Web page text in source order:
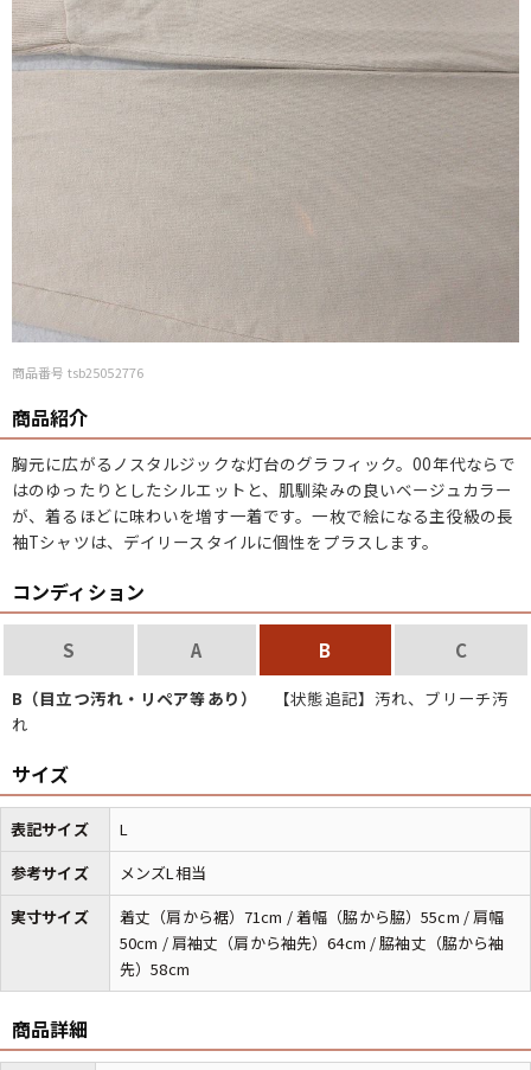
商品番号 tsb25052776
商品紹介
胸元に広がるノスタルジックな灯台のグラフィック。00年代ならで
はのゆったりとしたシルエットと、肌馴染みの良いベージュカラー
が、着るほどに味わいを増す一着です。一枚で絵になる主役級の長
袖Tシャツは、デイリースタイルに個性をプラスします。
コンディション
S A B C
B（目立つ汚れ・リペア等あり）
【状態追記】汚れ、ブリーチ汚
れ
サイズ
表記サイズ
L
参考サイズ
メンズL相当
実寸サイズ
着丈（肩から裾）71cm / 着幅（脇から脇）55cm / 肩幅
50cm / 肩袖丈（肩から袖先）64cm / 脇袖丈（脇から袖
先）58cm
商品詳細